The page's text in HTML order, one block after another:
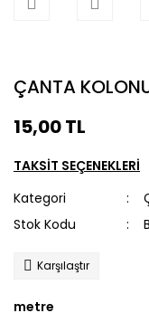
ÇANTA
15,00 TL
TAKSİT SEÇENEKLERİ
Kategori
Stok Kodu
Karşılaştır
metre